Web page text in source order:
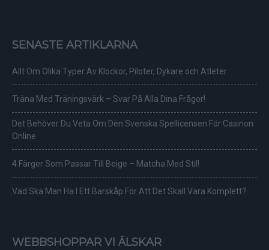
SENASTE ARTIKLARNA
Allt Om Olika Typer Av Klockor, Piloter, Dykare och Atleter
Träna Med Träningsvärk – Svar På Alla Dina Frågor!
Det Behöver Du Veta Om Den Svenska Spellicensen För Casinon
Online
4 Färger Som Passar Till Beige – Matcha Med Stil!
Vad Ska Man Ha I Ett Barskåp För Att Det Skall Vara Komplett?
WEBBSHOPPAR VI ÄLSKAR